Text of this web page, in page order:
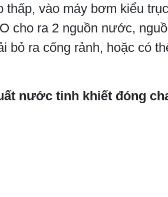
thấp, vào máy bơm kiểu
cho ra 2 nguồn nước,
bỏ ra cống rảnh, hoặc có
nước tinh khiết đóng